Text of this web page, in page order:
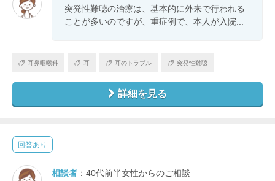
突発性難聴の治療は、基本的に外来で行われる
ことが多いのですが、重症例で、本人が入院...
耳鼻咽喉科 耳 耳のトラブル 突発性難聴
詳細を見る
回答あり
相談者 ：40代前半女性からのご相談